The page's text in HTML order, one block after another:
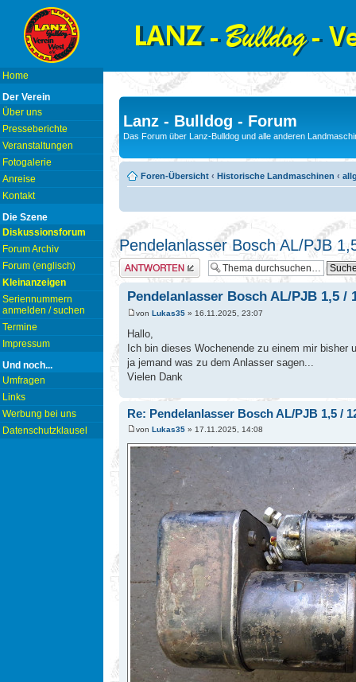
Home
Der Verein
Über uns
Presseberichte
Veranstaltungen
Fotogalerie
Anreise
Kontakt
Die Szene
Diskussionsforum
Forum Archiv
Forum (englisch)
Kleinanzeigen
Seriennummern
anmelden / suchen
Termine
Impressum
Und noch...
Umfragen
Links
Werbung bei uns
Datenschutzklausel
Lanz - Bulldog - Forum
Das Forum über Lanz-Bulldog und alle anderen
Foren-Übersicht ‹ Historische Landmaschinen ‹
Pendelanlasser Bosch AL/PJB
Antwort erstellen
Pendelanlasser Bosch AL/PJB 1,5 /
von Lukas35 » 16.11.2025, 23:07
Hallo,
Ich bin dieses Wochenende zu einem mir
ja jemand was zu dem Anlasser sagen...
Vielen Dank
Re: Pendelanlasser Bosch AL/PJB 1,5 /
von Lukas35 » 17.11.2025, 14:08